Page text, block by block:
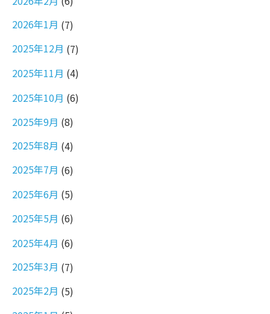
2026年1月 (7)
2025年12月 (7)
2025年11月 (4)
2025年10月 (6)
2025年9月 (8)
2025年8月 (4)
2025年7月 (6)
2025年6月 (5)
2025年5月 (6)
2025年4月 (6)
2025年3月 (7)
2025年2月 (5)